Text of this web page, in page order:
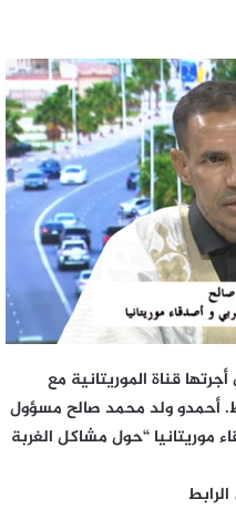
قناة الموريتانية مع
أحمدو ولد محمد صالح مسؤول
موريتانيا “حول مشاكل الغربة